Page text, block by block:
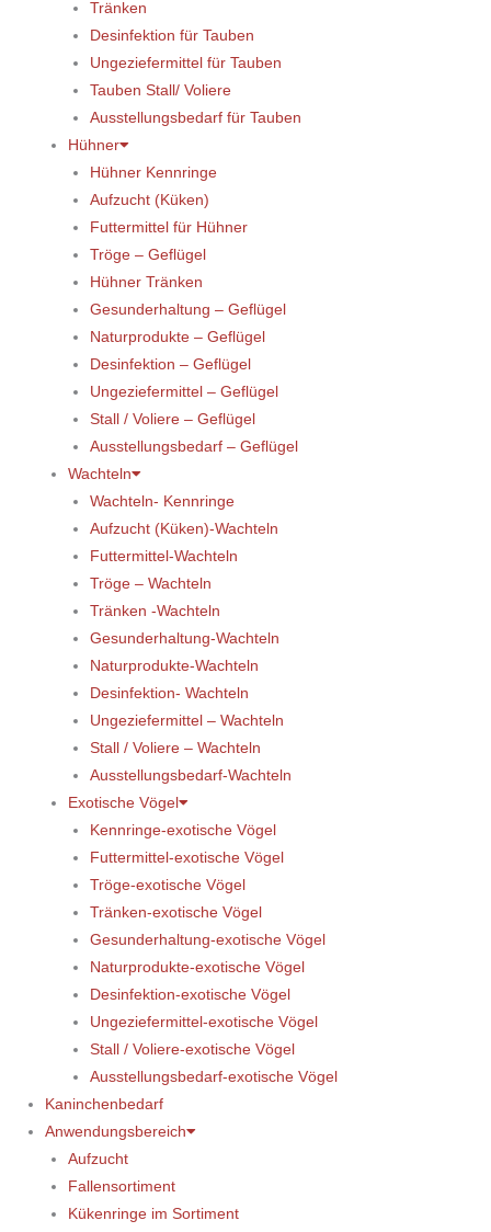
Tränken
Desinfektion für Tauben
Ungeziefermittel für Tauben
Tauben Stall/ Voliere
Ausstellungsbedarf für Tauben
Hühner
Hühner Kennringe
Aufzucht (Küken)
Futtermittel für Hühner
Tröge – Geflügel
Hühner Tränken
Gesunderhaltung – Geflügel
Naturprodukte – Geflügel
Desinfektion – Geflügel
Ungeziefermittel – Geflügel
Stall / Voliere – Geflügel
Ausstellungsbedarf – Geflügel
Wachteln
Wachteln- Kennringe
Aufzucht (Küken)-Wachteln
Futtermittel-Wachteln
Tröge – Wachteln
Tränken -Wachteln
Gesunderhaltung-Wachteln
Naturprodukte-Wachteln
Desinfektion- Wachteln
Ungeziefermittel – Wachteln
Stall / Voliere – Wachteln
Ausstellungsbedarf-Wachteln
Exotische Vögel
Kennringe-exotische Vögel
Futtermittel-exotische Vögel
Tröge-exotische Vögel
Tränken-exotische Vögel
Gesunderhaltung-exotische Vögel
Naturprodukte-exotische Vögel
Desinfektion-exotische Vögel
Ungeziefermittel-exotische Vögel
Stall / Voliere-exotische Vögel
Ausstellungsbedarf-exotische Vögel
Kaninchenbedarf
Anwendungsbereich
Aufzucht
Fallensortiment
Kükenringe im Sortiment